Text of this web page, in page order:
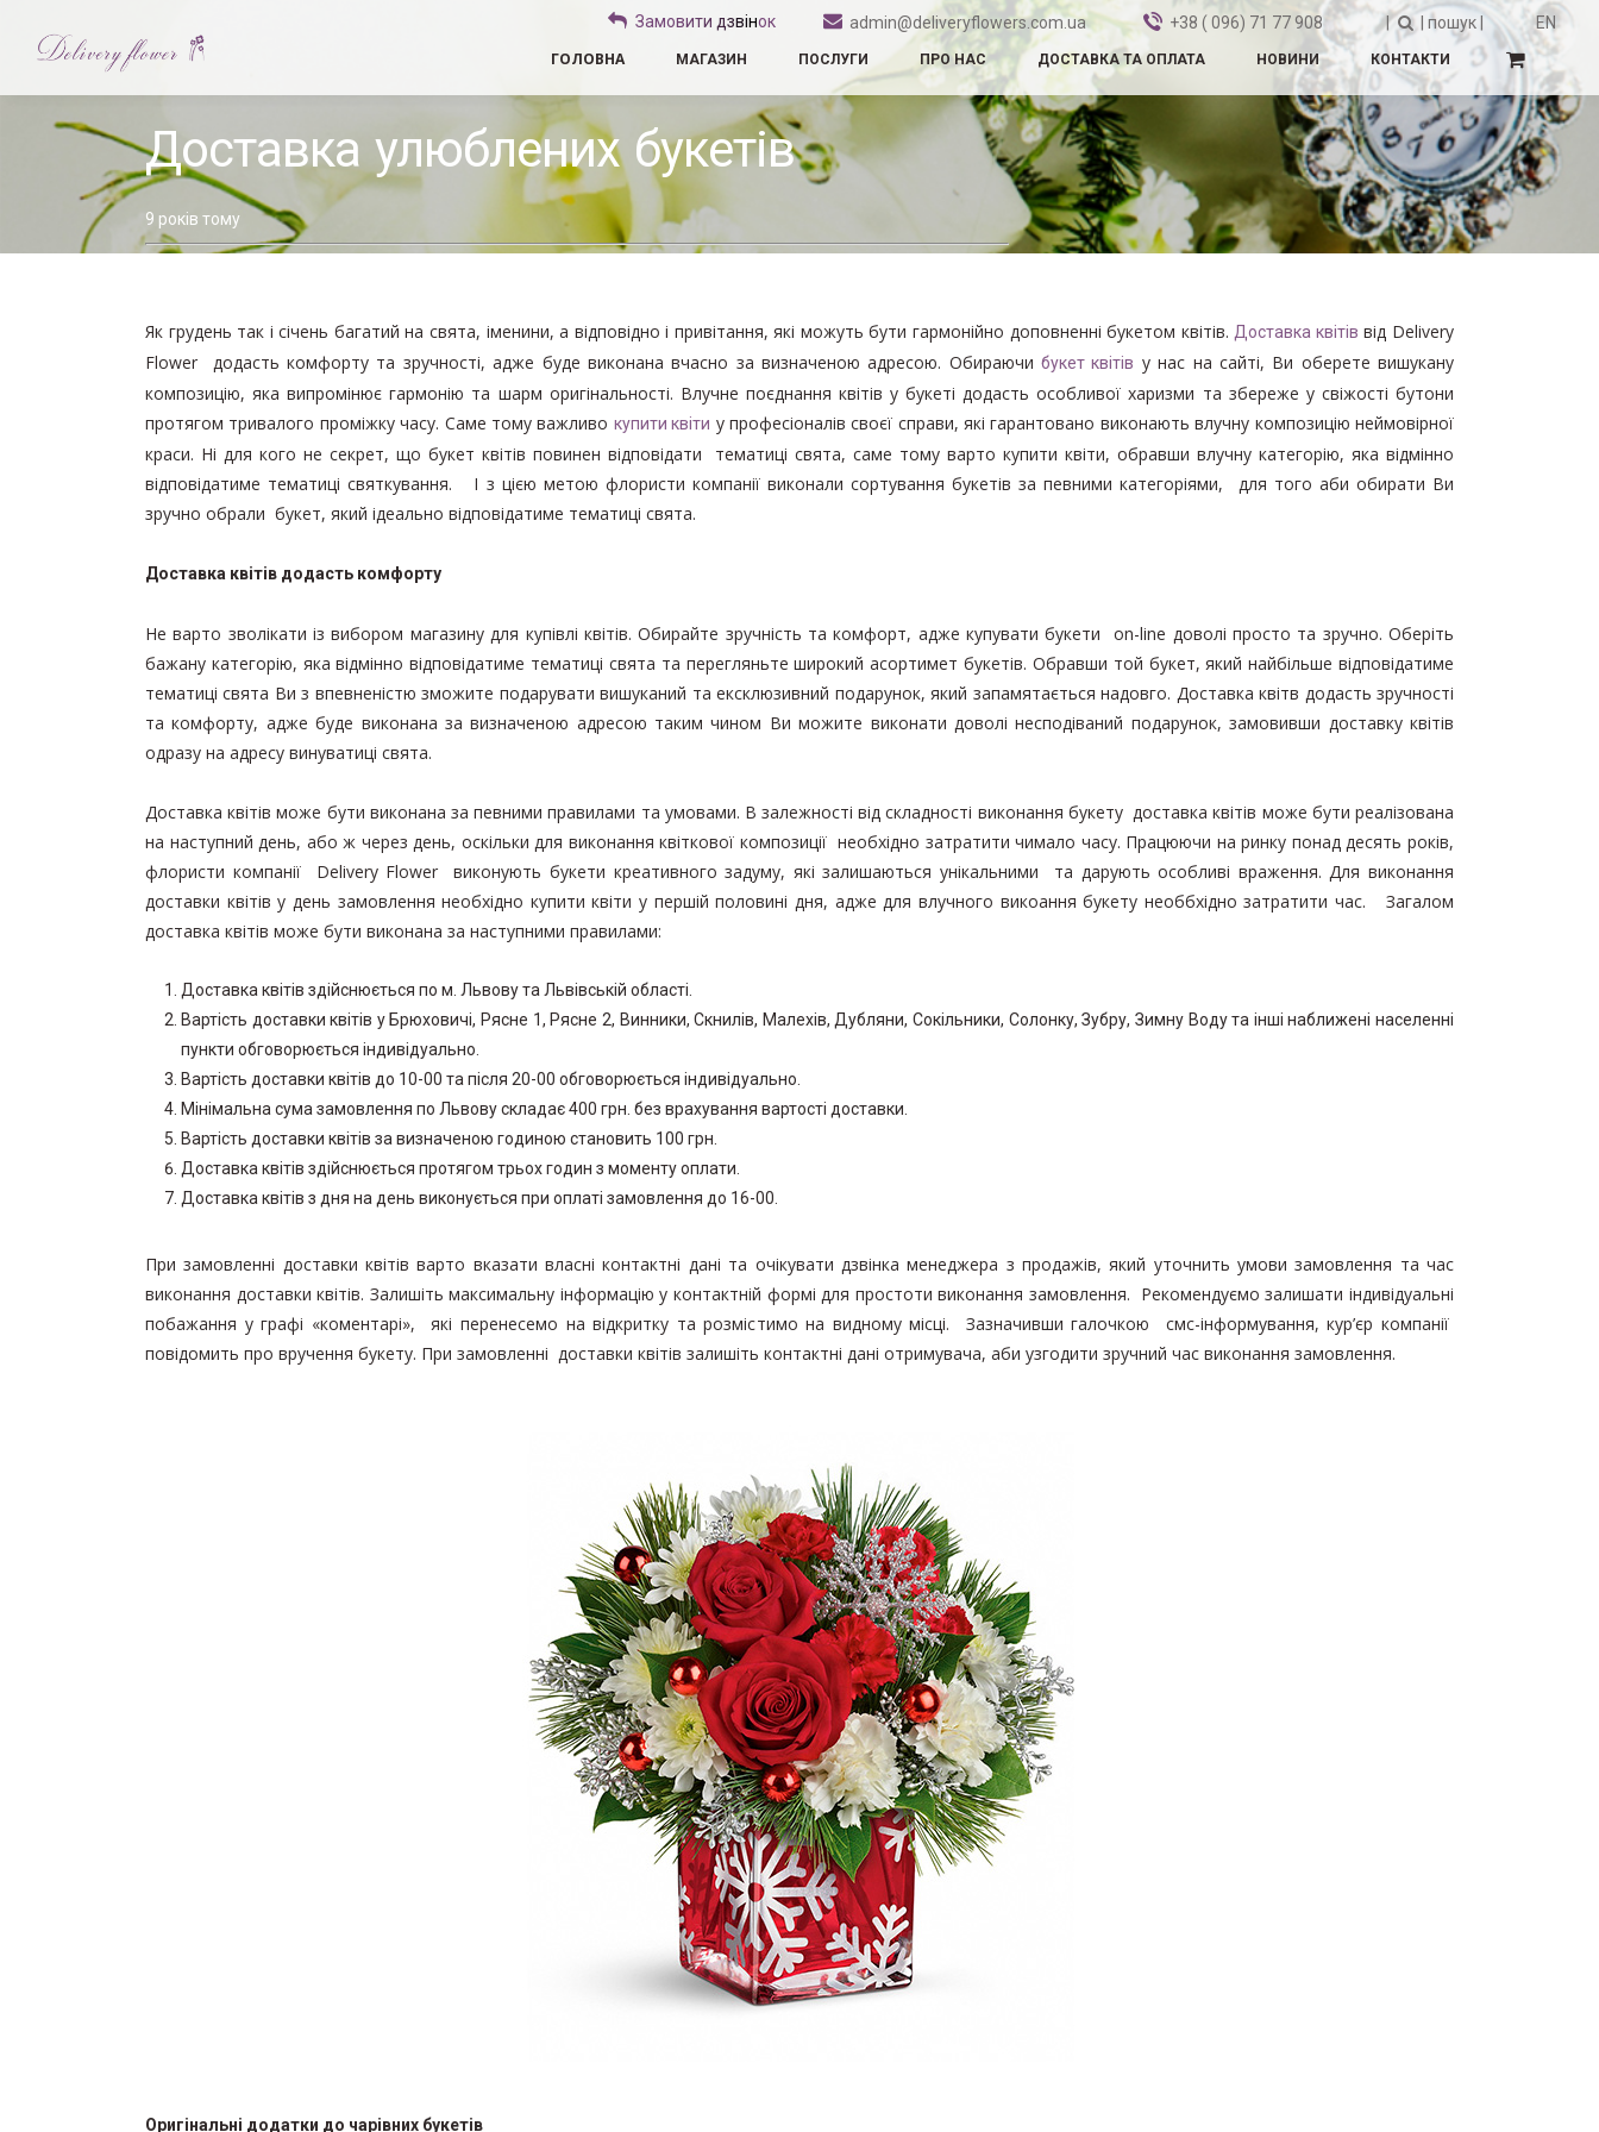
НАЗАД
УСІ БУКЕТИ
ДО ДНЯ МАТЕРІ
8 БЕРЕЗНЯ
КВІТИ ПОШТУЧНО
БУКЕТ ВІД ФЛОРИСТА
ЗАМОВЛЕННЯ
КВІТИ ДЛЯ КОХАНОЇ
ДОДАТКИ ДО БУКЕТІВ
Замовити дзвінок admin@deliveryflowers.com.ua +38 ( 096) 71 77 908 | | пошук | EN
ГОЛОВНА МАГАЗИН ПОСЛУГИ ПРО НАС ДОСТАВКА ТА ОПЛАТА НОВИНИ КОНТАКТИ
Доставка улюблених букетів
9 років тому
Без
категорії
/
Доставка
букетів
Як грудень так і січень багатий на свята, іменини, а відповідно і привітання, які можуть бути гармонійно доповненні букетом квітів.Доставка квітів від Delivery
Flower додасть комфорту та зручності, адже буде виконана вчасно за визначеною адресою. Обираючибукет квітів у нас на сайті, Ви оберете вишукану
композицію, яка випромінює гармонію та шарм оригінальності. Влучне поєднання квітів у букеті додасть особливої харизми та збереже у свіжості бутони
протягом тривалого проміжку часу. Саме тому важливо купити квіти у професіоналів своєї справи, які гарантовано виконають влучну композицію неймовірної
краси. Ні для кого не секрет, що букет квітів повинен відповідати тематиці свята, саме тому варто купити квіти, обравши влучну категорію, яка відмінно
відповідатиме тематиці святкування. І з цією метою флористи компанії виконали сортування букетів за певними категоріями, для того аби обирати Ви
зручно обрали букет, який ідеально відповідатиме тематиці свята.
Доставка квітів додасть комфорту
Не варто зволікати із вибором магазину для купівлі квітів. Обирайте зручність та комфорт, адже купувати букети on-line доволі просто та зручно. Оберіть
бажану категорію, яка відмінно відповідатиме тематиці свята та перегляньте широкий асортимет букетів. Обравши той букет, який найбільше відповідатиме
тематиці свята Ви з впевненістю зможите подарувати вишуканий та ексклюзивний подарунок, який запамятається надовго. Доставка квітв додасть зручності
та комфорту, адже буде виконана за визначеною адресою таким чином Ви можите виконати доволі несподіваний подарунок, замовивши доставку квітів
одразу на адресу винуватиці свята.
Доставка квітів може бути виконана за певними правилами та умовами. В залежності від складності виконання букету доставка квітів може бути реалізована
на наступний день, або ж через день, оскільки для виконання квіткової композиції необхідно затратити чимало часу. Працюючи на ринку понад десять років,
флористи компанії Delivery Flower виконують букети креативного задуму, які залишаються унікальними та дарують особливі враження. Для виконання
доставки квітів у день замовлення необхідно купити квіти у першій половині дня, адже для влучного викоання букету необбхідно затратити час. Загалом
доставка квітів може бути виконана за наступними правилами:
Доставка квітів здійснюється по м. Львову та Львівській області.
Вартість доставки квітів у Брюховичі, Рясне 1, Рясне 2, Винники, Скнилів, Малехів, Дубляни, Сокільники, Солонку, Зубру, Зимну Воду та інші наближені населенні
пункти обговорюється індивідуально.
Вартість доставки квітів до 10-00 та після 20-00 обговорюється індивідуально.
Мінімальна сума замовлення по Львову складає 400 грн. без врахування вартості доставки.
Вартість доставки квітів за визначеною годиною становить 100 грн.
Доставка квітів здійснюється протягом трьох годин з моменту оплати.
Доставка квітів з дня на день виконується при оплаті замовлення до 16-00.
При замовленні доставки квітів варто вказати власні контактні дані та очікувати дзвінка менеджера з продажів, який уточнить умови замовлення та час
виконання доставки квітів. Залишіть максимальну інформацію у контактній формі для простоти виконання замовлення. Рекомендуємо залишати індивідуальні
побажання у графі «коментарі», які перенесемо на відкритку та розмістимо на видному місці. Зазначивши галочкою смс-інформування, кур’єр компанії
повідомить про вручення букету. При замовленні доставки квітів залишіть контактні дані отримувача, аби узгодити зручний час виконання замовлення.
Оригінальні додатки до чарівних букетів